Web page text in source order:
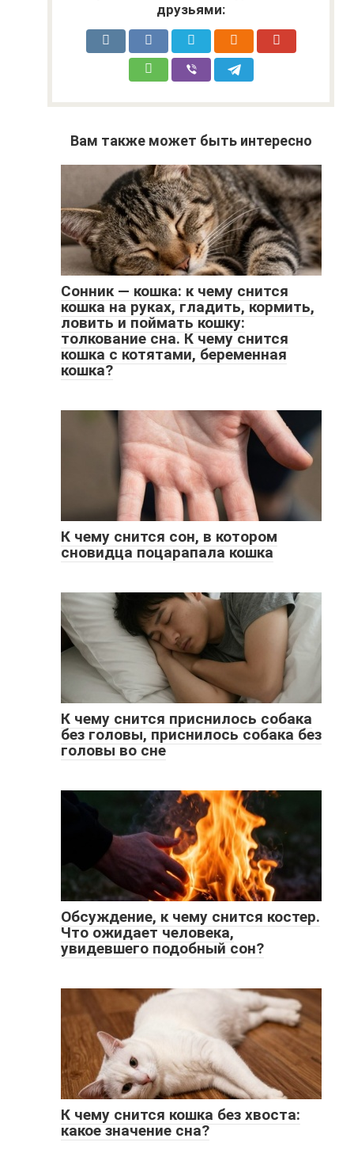
друзьями:
Вам также может быть интересно
Сонник — кошка: к чему снится
кошка на руках, гладить, кормить,
ловить и поймать кошку:
толкование сна. К чему снится
кошка с котятами, беременная
кошка?
К чему снится сон, в котором
сновидца поцарапала кошка
К чему снится приснилось собака
без головы, приснилось собака без
головы во сне
Обсуждение, к чему снится костер.
Что ожидает человека,
увидевшего подобный сон?
К чему снится кошка без хвоста:
какое значение сна?